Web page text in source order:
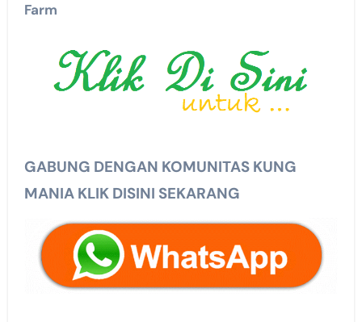
Farm
GABUNG DENGAN KOMUNITAS KUNG
MANIA KLIK DISINI SEKARANG